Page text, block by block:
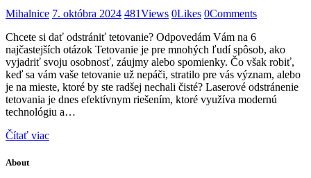
Mihalnice 7. októbra 2024 481Views 0Likes 0Comments
Chcete si dať odstrániť tetovanie? Odpovedám Vám na 6
najčastejších otázok Tetovanie je pre mnohých ľudí spôsob, ako
vyjadriť svoju osobnosť, záujmy alebo spomienky. Čo však robiť,
keď sa vám vaše tetovanie už nepáči, stratilo pre vás význam, alebo
je na mieste, ktoré by ste radšej nechali čisté? Laserové odstránenie
tetovania je dnes efektívnym riešením, ktoré využíva modernú
technológiu a…
Čítať viac
About